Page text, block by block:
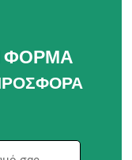
ΦΟΡΜΑ